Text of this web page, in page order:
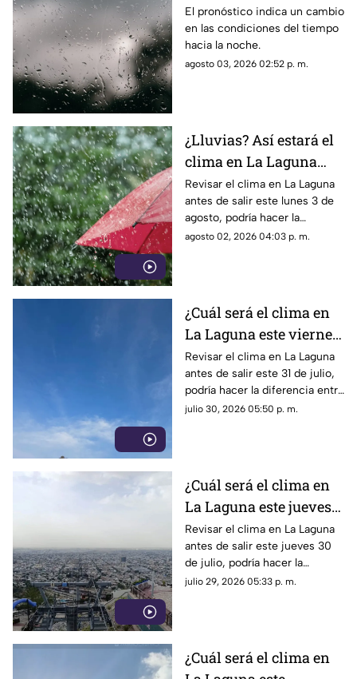
en Torreón?
El pronóstico indica un cambio
en las condiciones del tiempo
hacia la noche.
agosto 03, 2026 02:52 p. m.
¿Lluvias? Así estará el
clima en La Laguna
este lunes 3 de agosto
2026
Revisar el clima en La Laguna
antes de salir este lunes 3 de
agosto, podría hacer la
diferencia entre un día
agosto 02, 2026 04:03 p. m.
¿Cuál será el clima en
La Laguna este viernes
31 de julio 2026?
Revisar el clima en La Laguna
antes de salir este 31 de julio,
podría hacer la diferencia entre
un día tranquilo y uno lleno de
julio 30, 2026 05:50 p. m.
¿Cuál será el clima en
La Laguna este jueves
30 de julio 2026?
Revisar el clima en La Laguna
antes de salir este jueves 30
de julio, podría hacer la
diferencia entre un día
julio 29, 2026 05:33 p. m.
¿Cuál será el clima en